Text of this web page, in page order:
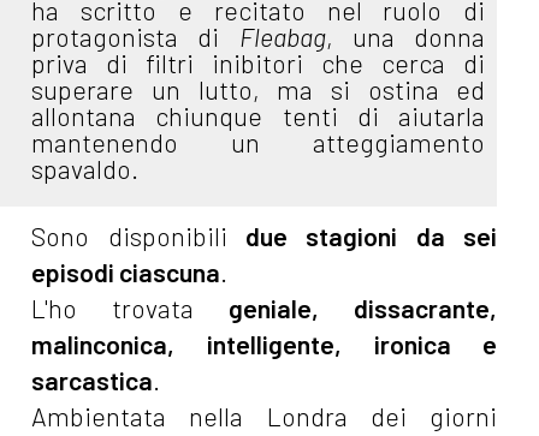
ha scritto e recitato nel ruolo di
protagonista di Fleabag, una donna
priva di filtri inibitori che cerca di
superare un lutto, ma si ostina ed
allontana chiunque tenti di aiutarla
mantenendo un atteggiamento
spavaldo.
Sono disponibili due stagioni da sei
episodi ciascuna.
L'ho trovata geniale, dissacrante,
malinconica, intelligente, ironica e
sarcastica.
Ambientata nella Londra dei giorni